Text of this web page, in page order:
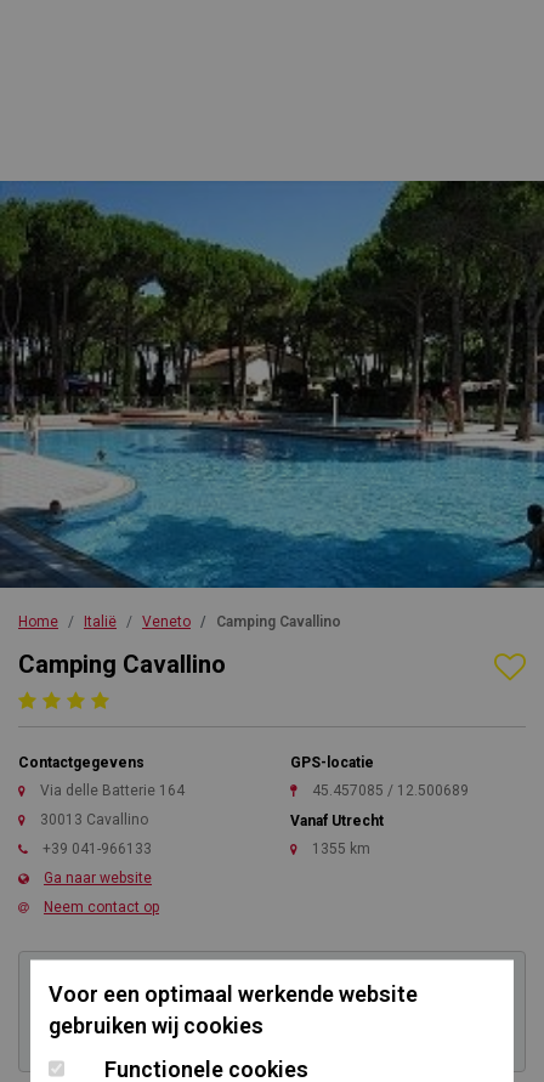
Voor een optimaal werkende website
gebruiken wij cookies
Functionele cookies
Camping Cavallino
Contactgegevens
Via delle Batterie 164
30013 Cavallino
+39 041-966133
Ga naar website
Neem contact op
GPS-locatie
45.457085 / 12.500689
Vanaf Utrecht
1355 km
Kom direct in contact
Home Italië Veneto Camping Cavallino